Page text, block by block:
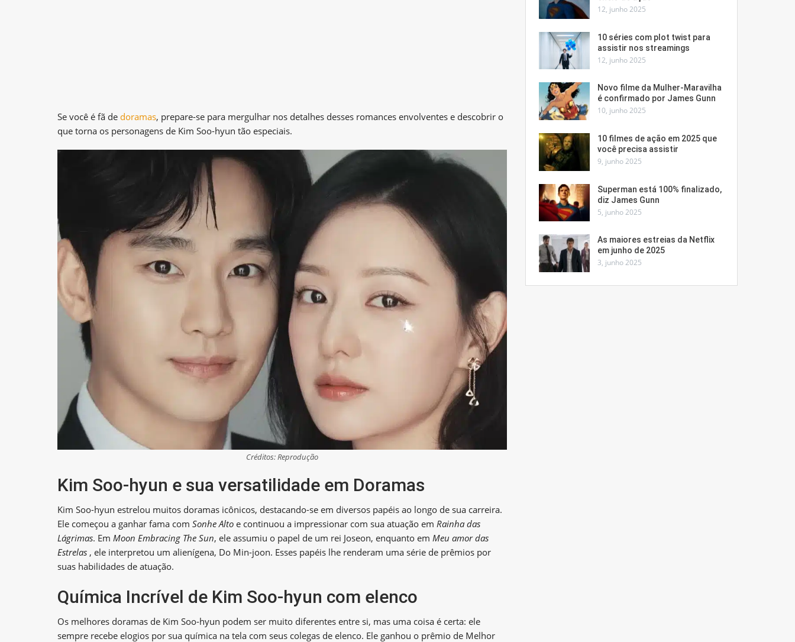
Se você é fã de doramas, prepare-se para mergulhar nos detalhes desses romances envolventes e descobrir o
que torna os personagens de Kim Soo-hyun tão especiais.
Créditos: Reprodução
Kim Soo-hyun e sua versatilidade em Doramas
Kim Soo-hyun estrelou muitos doramas icônicos, destacando-se em diversos papéis ao longo de sua carreira.
Ele começou a ganhar fama com Sonhe Alto e continuou a impressionar com sua atuação em Rainha das
Lágrimas. Em Moon Embracing The Sun, ele assumiu o papel de um rei Joseon, enquanto em Meu amor das
Estrelas , ele interpretou um alienígena, Do Min-joon. Esses papéis lhe renderam uma série de prêmios por
suas habilidades de atuação.
Química Incrível de Kim Soo-hyun com elenco
Os melhores doramas de Kim Soo-hyun podem ser muito diferentes entre si, mas uma coisa é certa: ele
sempre recebe elogios por sua química na tela com seus colegas de elenco. Ele ganhou o prêmio de Melhor
12, junho 2025
10 séries com plot twist para
assistir nos streamings
12, junho 2025
Novo filme da Mulher-Maravilha
é confirmado por James Gunn
10, junho 2025
10 filmes de ação em 2025 que
você precisa assistir
9, junho 2025
Superman está 100% finalizado,
diz James Gunn
5, junho 2025
As maiores estreias da Netflix
em junho de 2025
3, junho 2025